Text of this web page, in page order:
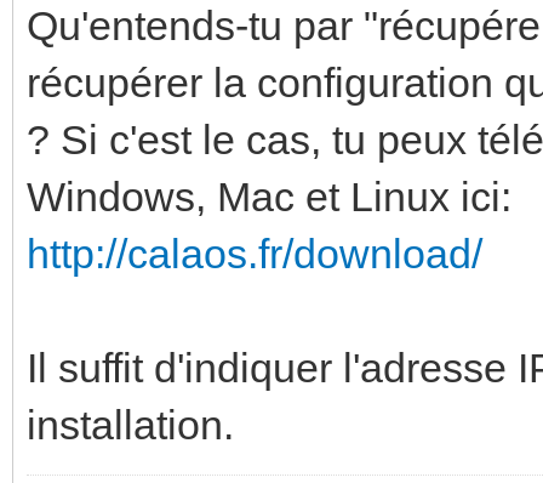
Qu'entends-tu par
récupérer la configuration
? Si c'est le cas, tu peux
Windows, Mac et Linux ici:
http://calaos.fr/download/
Il suffit d'indiquer l'adresse
installation.